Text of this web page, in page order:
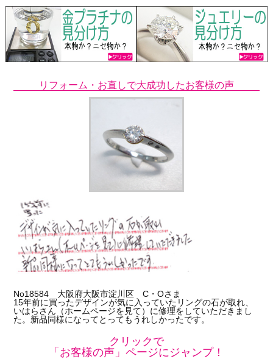
リフォーム・お直しで大成功したお客様の声
No18584 大阪府大阪市淀川区 C・Oさま
15年前に買ったデザインが気に入っていたリングの石が取れ、
いはらさん（ホームページを見て）に修理をしていただきまし
た。新品同様になってとってもうれしかったです。
クリックで
「お客様の声」ページにジャンプ！